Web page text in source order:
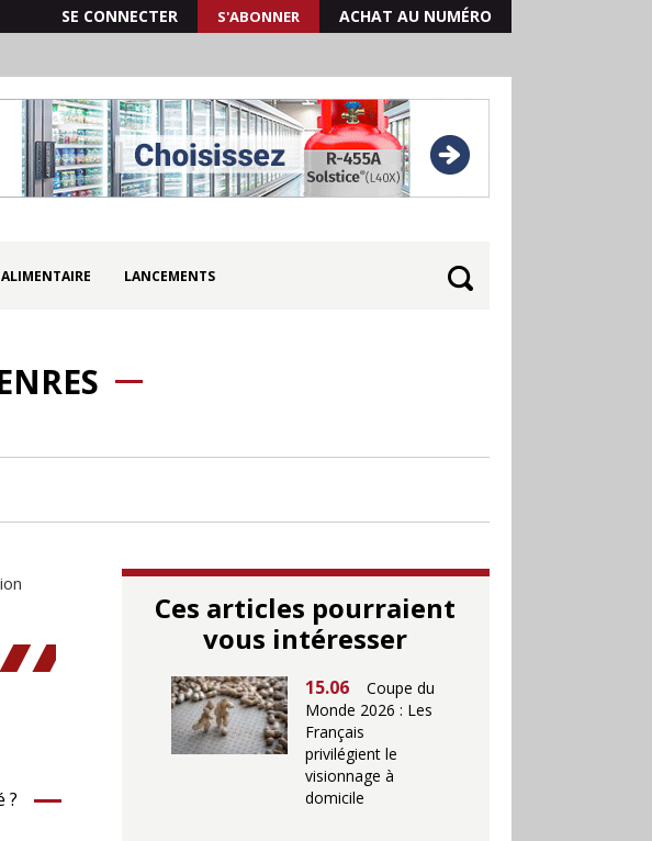
SE CONNECTER S'ABONNER ACHAT AU NUMÉRO
ALIMENTAIRE LANCEMENTS
?
Ces articles pourraient
vous intéresser
15.06
Coupe du
Monde 2026 : Les
Français
privilégient le
visionnage à
domicile